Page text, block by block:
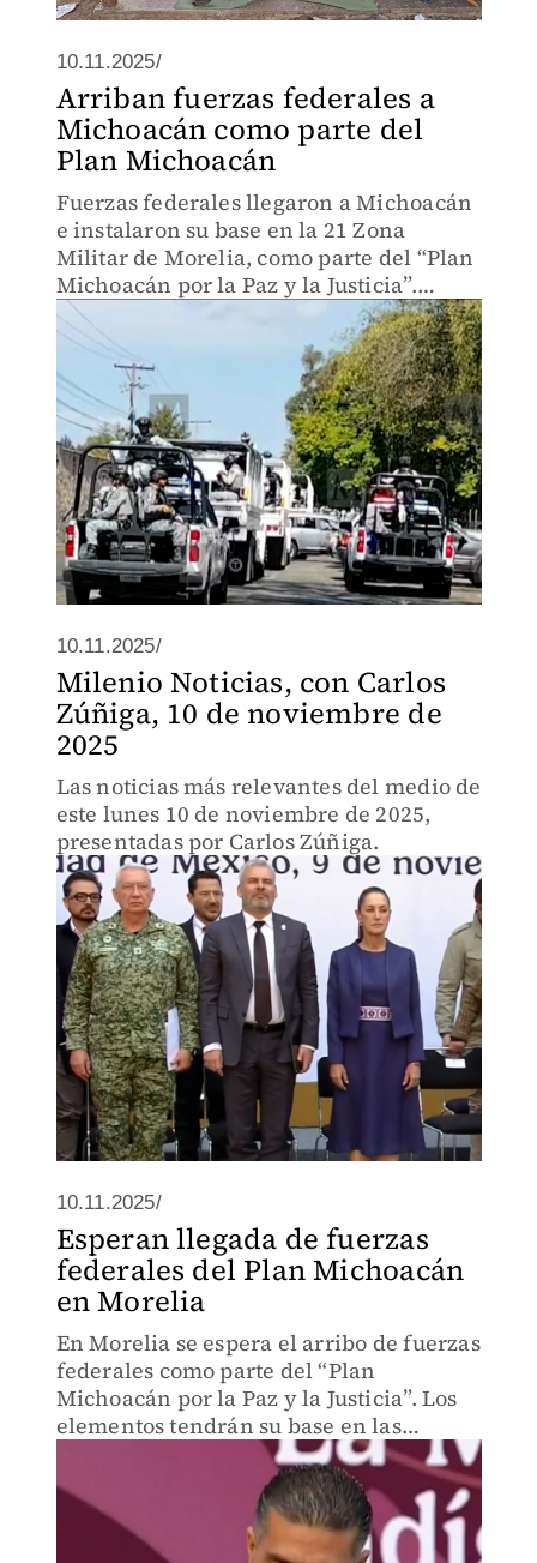
10.11.2025/
Arriban fuerzas federales a
Michoacán como parte del
Plan Michoacán
Fuerzas federales llegaron a Michoacán
e instalaron su base en la 21 Zona
Militar de Morelia, como parte del “Plan
Michoacán por la Paz y la Justicia”.
Desde ahí coordinarán acciones de
seguridad para reforzar la paz y
proteger a la población.
10.11.2025/
Milenio Noticias, con Carlos
Zúñiga, 10 de noviembre de
2025
Las noticias más relevantes del medio de
este lunes 10 de noviembre de 2025,
presentadas por Carlos Zúñiga.
10.11.2025/
Esperan llegada de fuerzas
federales del Plan Michoacán
en Morelia
En Morelia se espera el arribo de fuerzas
federales como parte del “Plan
Michoacán por la Paz y la Justicia”. Los
elementos tendrán su base en las
instalaciones de la 21 Zona Militar,
desde donde coordinarán las acciones
de seguridad en la entidad.